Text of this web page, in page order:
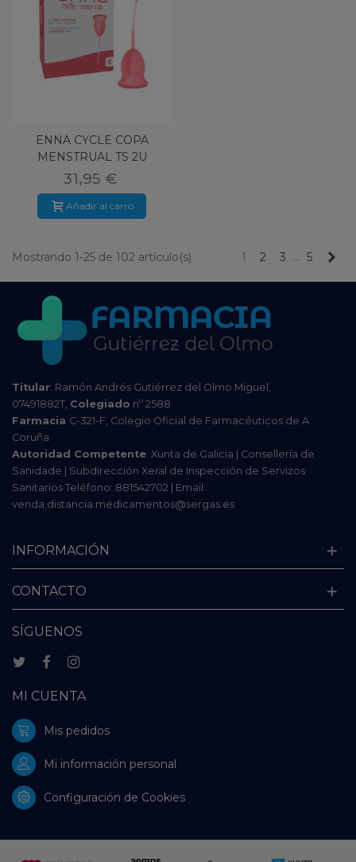
ENNA CYCLE COPA
MENSTRUAL TS 2U
31,95 €
Añadir al carro
Mostrando 1-25 de 102 artículo(s) 1 2 3 … 5
Titular: Ramón Andrés Gutiérrez del Olmo Miguel,
07491882T, Colegiado nº 2588
Farmacia C-321-F, Colegio Oficial de Farmacéuticos de A
Coruña
Autoridad Competente: Xunta de Galicia | Consellería de
Sanidade | Subdirección Xeral de Inspección de Servizos
Sanitarios Teléfono: 881542702 | Email:
venda.distancia.medicamentos@sergas.es
INFORMACIÓN
CONTACTO
SÍGUENOS
MI CUENTA
Mis pedidos
Mi información personal
Configuración de Cookies